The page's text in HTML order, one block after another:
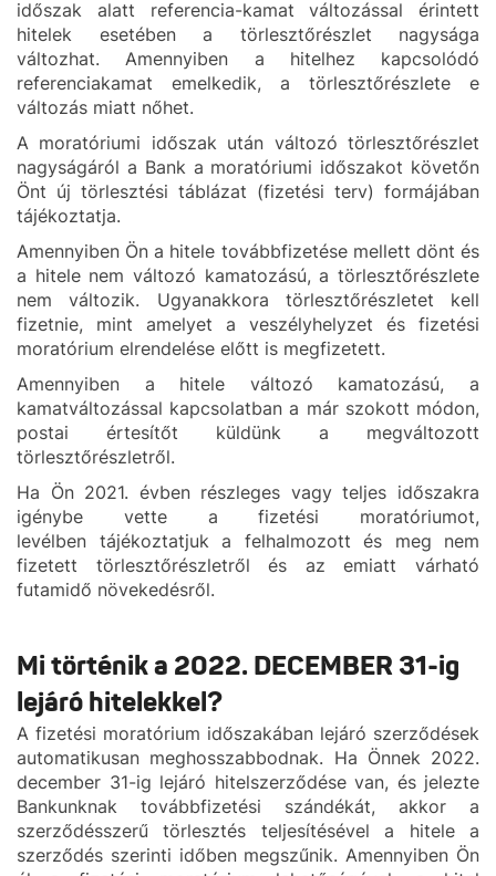
időszak alatt referencia-kamat változással érintett
hitelek esetében a törlesztőrészlet nagysága
változhat. Amennyiben a hitelhez kapcsolódó
referenciakamat emelkedik, a törlesztőrészlete e
változás miatt nőhet.
A moratóriumi időszak után változó törlesztőrészlet
nagyságáról a Bank a moratóriumi időszakot követőn
Önt új törlesztési táblázat (fizetési terv) formájában
tájékoztatja.
Amennyiben Ön a hitele továbbfizetése mellett dönt és
a hitele nem változó kamatozású, a törlesztőrészlete
nem változik. Ugyanakkora törlesztőrészletet kell
fizetnie, mint amelyet a veszélyhelyzet és fizetési
moratórium elrendelése előtt is megfizetett.
Amennyiben a hitele változó kamatozású, a
kamatváltozással kapcsolatban a már szokott módon,
postai értesítőt küldünk a megváltozott
törlesztőrészletről.
Ha Ön 2021. évben részleges vagy teljes időszakra
igénybe vette a fizetési moratóriumot,
levélben tájékoztatjuk a felhalmozott és meg nem
fizetett törlesztőrészletről és az emiatt várható
futamidő növekedésről.
Mi történik a 2022. DECEMBER 31-ig
lejáró hitelekkel?
A fizetési moratórium időszakában lejáró szerződések
automatikusan meghosszabbodnak. Ha Önnek 2022.
december 31-ig lejáró hitelszerződése van, és jelezte
Bankunknak továbbfizetési szándékát, akkor a
szerződésszerű törlesztés teljesítésével a hitele a
szerződés szerinti időben megszűnik. Amennyiben Ön